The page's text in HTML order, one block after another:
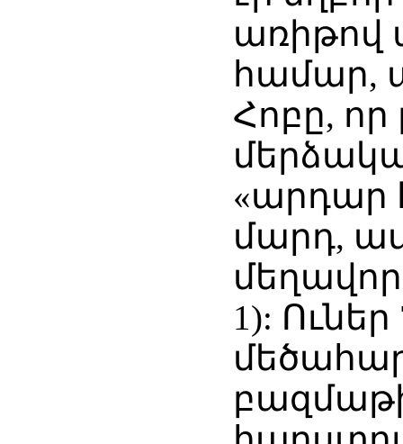
առիթով
համար,
Հոբը, որ
«արդար
մարդ,
մեղավոր
1):